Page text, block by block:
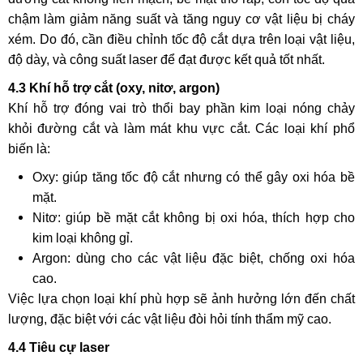
chậm làm giảm năng suất và tăng nguy cơ vật liệu bị cháy
xém. Do đó, cần điều chỉnh tốc độ cắt dựa trên loại vật liệu,
độ dày, và công suất laser để đạt được kết quả tốt nhất.
4.3 Khí hỗ trợ cắt (oxy, nitơ, argon)
Khí hỗ trợ đóng vai trò thổi bay phần kim loại nóng chảy
khỏi đường cắt và làm mát khu vực cắt. Các loại khí phổ
biến là:
Oxy: giúp tăng tốc độ cắt nhưng có thể gây oxi hóa bề
mặt.
Nitơ: giúp bề mặt cắt không bị oxi hóa, thích hợp cho
kim loại không gỉ.
Argon: dùng cho các vật liệu đặc biệt, chống oxi hóa
cao.
Việc lựa chọn loại khí phù hợp sẽ ảnh hưởng lớn đến chất
lượng, đặc biệt với các vật liệu đòi hỏi tính thẩm mỹ cao.
4.4 Tiêu cự laser